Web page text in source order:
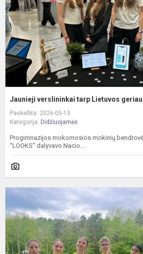
Jaunieji verslininkai tarp Lietuvos
Paskelbta: 2026-05-13
Kategorija: Didžiuojamės
Progimnazijos mokomosios mokinių
“LOOKS” dalyvavo Nacio...